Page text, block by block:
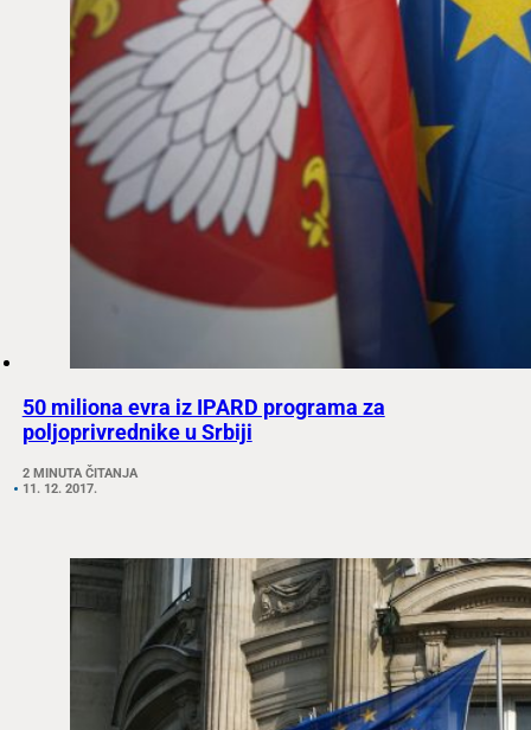
50 miliona evra iz IPARD programa za
poljoprivrednike u Srbiji
2 MINUTA ČITANJA
11. 12. 2017.